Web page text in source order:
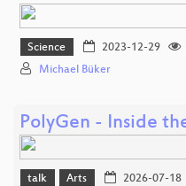
Science 2023-12-29
Michael Büker
PolyGen - Inside
talk Arts 2026-07-18